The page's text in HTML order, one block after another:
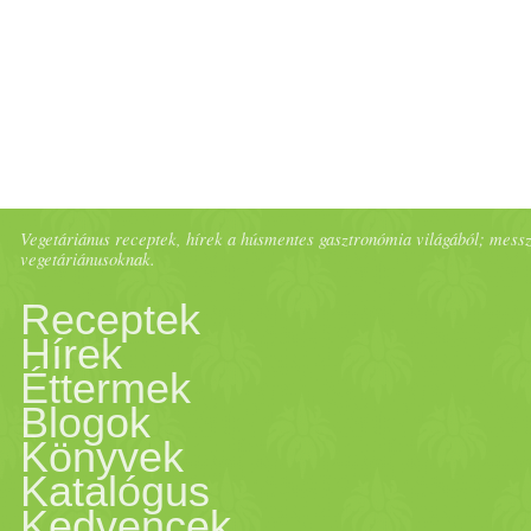
ásványianyagokat tartalma
foszfor ,kálium
vitaminok tárháza,
bennük . Jellegzetes
vegyület, az alliszulfid adja
Vegetáriánus receptek, hírek a húsmentes gasztronómia világából;
vegetáriánusoknak.
Receptek
Hírek
Éttermek
Blogok
Könyvek
Katalógus